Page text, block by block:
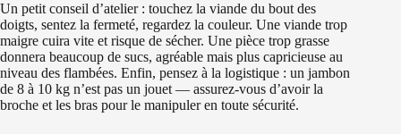
Un petit conseil d’atelier : touchez la viande du bout des
doigts, sentez la fermeté, regardez la couleur. Une viande trop
maigre cuira vite et risque de sécher. Une pièce trop grasse
donnera beaucoup de sucs, agréable mais plus capricieuse au
niveau des flambées. Enfin, pensez à la logistique : un jambon
de 8 à 10 kg n’est pas un jouet — assurez-vous d’avoir la
broche et les bras pour le manipuler en toute sécurité.